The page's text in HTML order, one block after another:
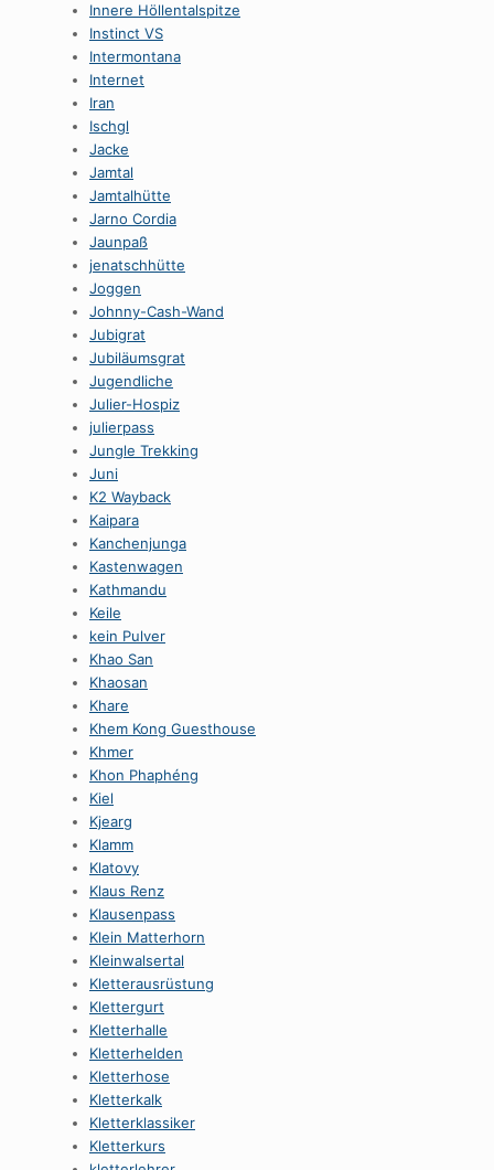
Innere Höllentalspitze
Instinct VS
Intermontana
Internet
Iran
Ischgl
Jacke
Jamtal
Jamtalhütte
Jarno Cordia
Jaunpaß
jenatschhütte
Joggen
Johnny-Cash-Wand
Jubigrat
Jubiläumsgrat
Jugendliche
Julier-Hospiz
julierpass
Jungle Trekking
Juni
K2 Wayback
Kaipara
Kanchenjunga
Kastenwagen
Kathmandu
Keile
kein Pulver
Khao San
Khaosan
Khare
Khem Kong Guesthouse
Khmer
Khon Phaphéng
Kiel
Kjearg
Klamm
Klatovy
Klaus Renz
Klausenpass
Klein Matterhorn
Kleinwalsertal
Kletterausrüstung
Klettergurt
Kletterhalle
Kletterhelden
Kletterhose
Kletterkalk
Kletterklassiker
Kletterkurs